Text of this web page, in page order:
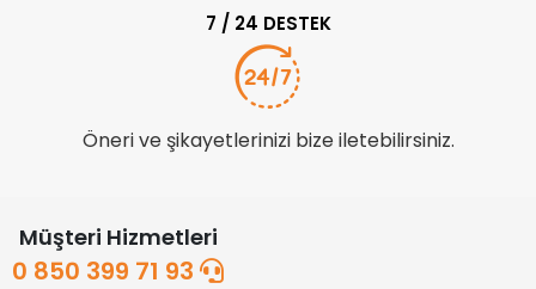
7 / 24 DESTEK
Öneri ve şikayetlerinizi bize iletebilirsiniz.
Müşteri Hizmetleri
0 850 399 71 93